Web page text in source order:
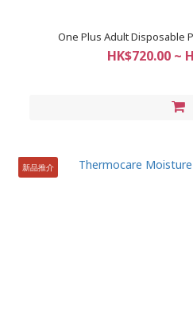
One Plus Adult Disposable
HK$720.00 ~
新品推介